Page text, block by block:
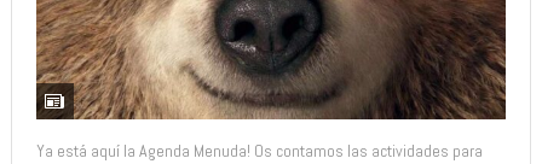
Ya está aquí la Agenda Menuda! Os contamos las actividades para